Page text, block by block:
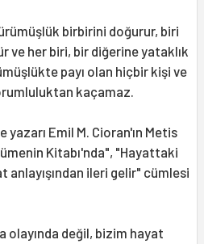
birbirini doğurur, biri
ve her biri, bir diğerine yataklık
payı olan hiçbir kişi ve
kaçamaz.
Emil M. Cioran'ın Metis
Kitabı'nda", "Hayattaki
ileri gelir" cümlesi
olayında değil, bizim hayat